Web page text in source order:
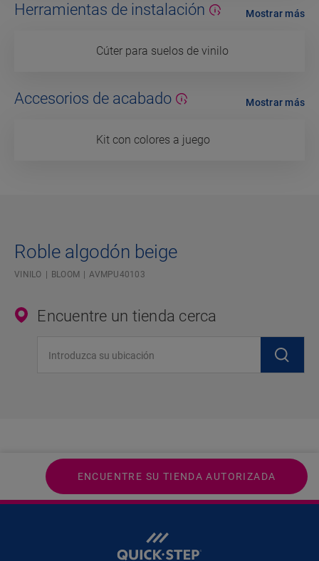
Herramientas de instalación
Cúter para suelos de vinilo
Mostrar más
Accesorios de acabado
Kit con colores a juego
Mostrar más
Roble algodón beige
VINILO BLOOM AVMPU40103
Encuentre un tienda cerca
ENCUENTRE SU TIENDA AUTORIZADA